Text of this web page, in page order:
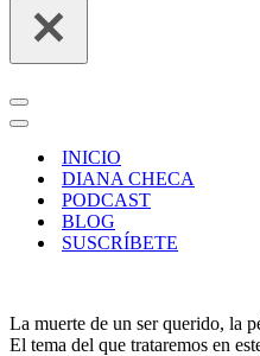
Menú
de
Menú
navegación
INICIO
DIANA CHECA
PODCAST
BLOG
SUSCRÍBETE
La muerte de un ser querido, la
El tema del que trataremos en